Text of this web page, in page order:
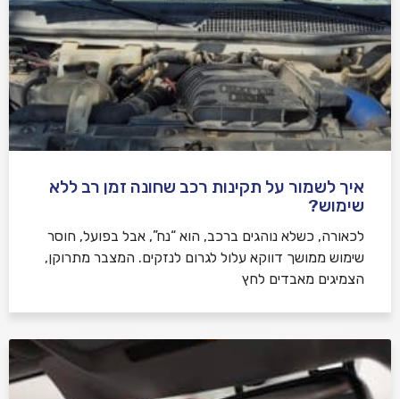
איך לשמור על תקינות רכב שחונה זמן רב ללא
שימוש?
לכאורה, כשלא נוהגים ברכב, הוא “נח”, אבל בפועל, חוסר
שימוש ממושך דווקא עלול לגרום לנזקים. המצבר מתרוקן,
הצמיגים מאבדים לחץ